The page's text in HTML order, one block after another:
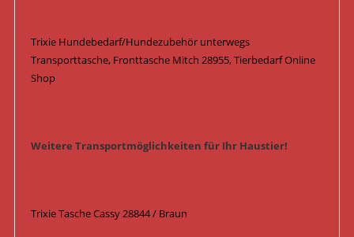
Trixie Hundebedarf/Hundezubehör unterwegs
Transporttasche, Fronttasche Mitch 28955, Tierbedarf Online
Shop
Weitere Transportmöglichkeiten für Ihr Haustier!
Trixie Tasche Cassy 28844 / Braun